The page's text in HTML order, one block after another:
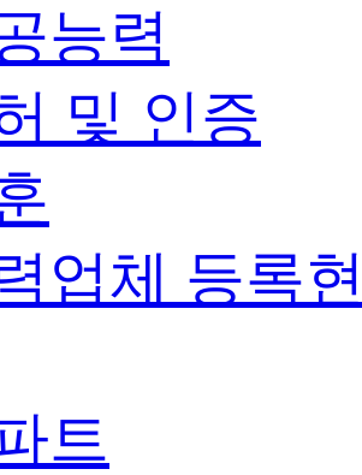
능력
및 인증
업체 등록
트